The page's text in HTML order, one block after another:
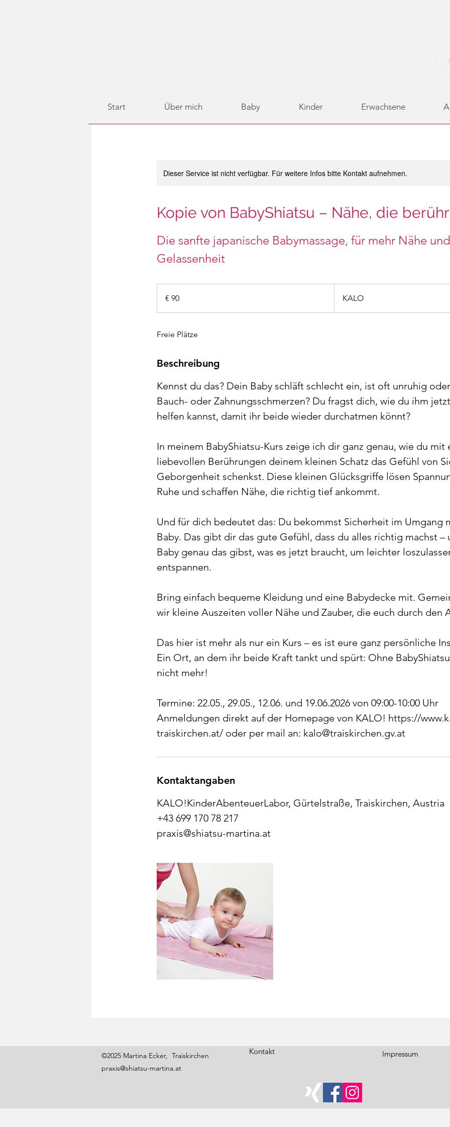
Start Über mich Baby Kinder Erwachsene
Dieser Service ist nicht verfügbar. Für weitere Infos bitte Kontakt aufnehmen.
Kopie von BabyShiatsu – Nähe, die
Die sanfte japanische Babymassage, für mehr Nähe und
Gelassenheit
€ 90 KALO
Freie Plätze
Beschreibung
Kennst du das? Dein Baby schläft schlecht ein, ist oft unruhig
Bauch- oder Zahnungsschmerzen? Du fragst dich, wie du ihm
helfen kannst, damit ihr beide wieder durchatmen könnt?
In meinem BabyShiatsu-Kurs zeige ich dir ganz genau, wie du mit
liebevollen Berührungen deinem kleinen Schatz das Gefühl von
Geborgenheit schenkst. Diese kleinen Glücksgriffe lösen
Ruhe und schaffen Nähe, die richtig tief ankommt.
Und für dich bedeutet das: Du bekommst Sicherheit im Umgang
Baby. Das gibt dir das gute Gefühl, dass du alles richtig machst –
Baby genau das gibst, was es jetzt braucht, um leichter
entspannen.
Bring einfach bequeme Kleidung und eine Babydecke mit.
wir kleine Auszeiten voller Nähe und Zauber, die euch durch den
Das hier ist mehr als nur ein Kurs – es ist eure ganz persönliche
Ein Ort, an dem ihr beide Kraft tankt und spürt: Ohne
nicht mehr!
Termine: 22.05., 29.05., 12.06. und 19.06.2026 von 09:00-10:00 Uhr
Anmeldungen direkt auf der Homepage von KALO! https://
traiskirchen.at/ oder per mail an: kalo@traiskirchen.gv.at
Kontaktangaben
KALO!KinderAbenteuerLabor, Gürtelstraße, Traiskirchen, Austria
+43 699 170 78 217
praxis@shiatsu-martina.at
©2025 Martina Ecker, Traiskirchen
praxis@shiatsu-martina.at
Impressum
Kontakt